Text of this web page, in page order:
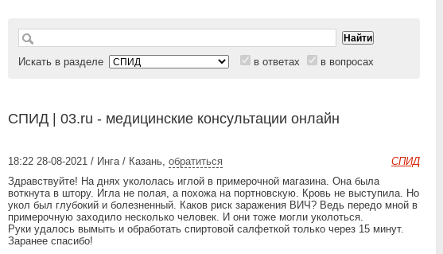
Искать в разделе в ответах в вопросах
СПИД | 03.ru - медицинские консультации онлайн
СПИД
18:22 28-08-2021 / Инга / Казань, обратиться
Здравствуйте! На днях укололась иглой в примерочной магазина. Она была
воткнута в штору. Игла не полая, а похожа на портновскую. Кровь не выступила. Но
укол был глубокий и болезненный. Каков риск заражения ВИЧ? Ведь передо мной в
примерочную заходило несколько человек. И они тоже могли уколоться.
Руки удалось вымыть и обработать спиртовой салфеткой только через 15 минут.
Заранее спасибо!